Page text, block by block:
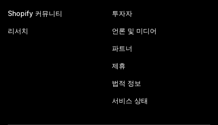
Shopify 커뮤니티
리서치
투자자
언론 및 미디어
파트너
제휴
법적 정보
서비스 상태